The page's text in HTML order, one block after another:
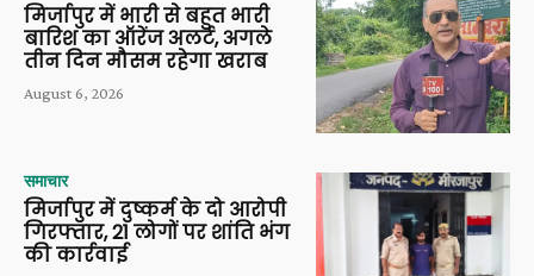
मिर्जापुर में भारी से बहुत भारी
बारिश का ऑरेंज अलर्ट, अगले
तीन दिन मौसम रहेगा खराब
August 6, 2026
समाचार
मिर्जापुर में दुष्कर्म के दो आरोपी
गिरफ्तार, 21 लोगों पर शांति भंग
की कार्रवाई